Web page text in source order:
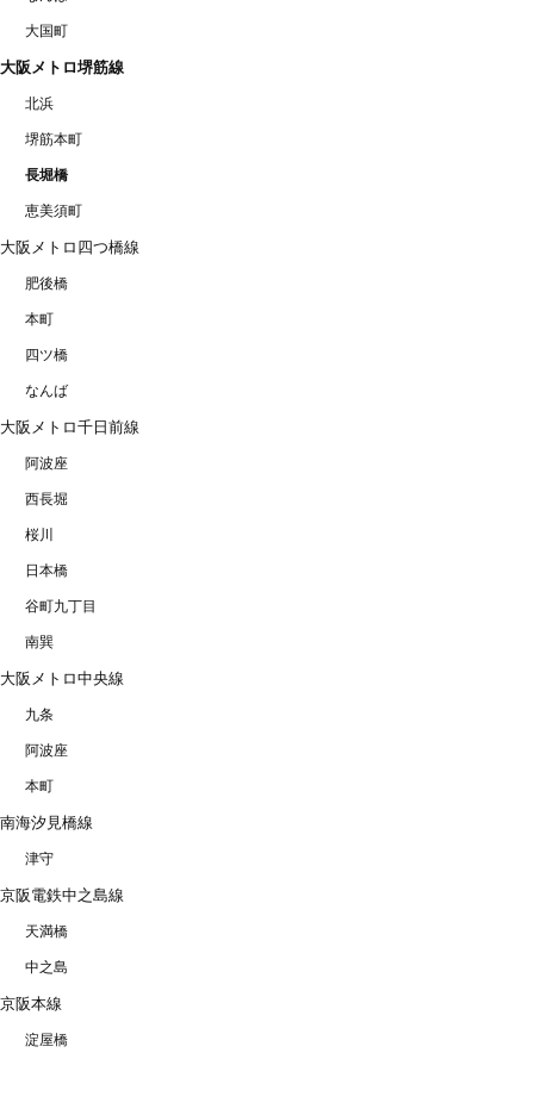
大国町
大阪メトロ堺筋線
北浜
堺筋本町
長堀橋
恵美須町
大阪メトロ四つ橋線
肥後橋
本町
四ツ橋
なんば
大阪メトロ千日前線
阿波座
西長堀
桜川
日本橋
谷町九丁目
南巽
大阪メトロ中央線
九条
阿波座
本町
南海汐見橋線
津守
京阪電鉄中之島線
天満橋
中之島
京阪本線
淀屋橋